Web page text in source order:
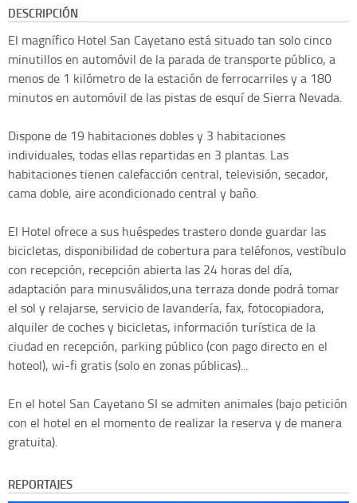
DESCRIPCIÓN
El magnífico Hotel San Cayetano está situado tan solo cinco
minutillos en automóvil de la parada de transporte público, a
menos de 1 kilómetro de la estación de ferrocarriles y a 180
minutos en automóvil de las pistas de esquí de Sierra Nevada.
Dispone de 19 habitaciones dobles y 3 habitaciones
individuales, todas ellas repartidas en 3 plantas. Las
habitaciones tienen calefacción central, televisión, secador,
cama doble, aire acondicionado central y baño.
El Hotel ofrece a sus huéspedes trastero donde guardar las
bicicletas, disponibilidad de cobertura para teléfonos, vestíbulo
con recepción, recepción abierta las 24 horas del día,
adaptación para minusválidos,una terraza donde podrá tomar
el sol y relajarse, servicio de lavandería, fax, fotocopiadora,
alquiler de coches y bicicletas, información turística de la
ciudad en recepción, parking público (con pago directo en el
hoteol), wi-fi gratis (solo en zonas públicas)...
En el hotel San Cayetano SI se admiten animales (bajo petición
con el hotel en el momento de realizar la reserva y de manera
gratuita).
REPORTAJES